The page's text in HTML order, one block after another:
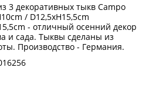
3 декоративных тыкв Сampo
/ D12,5xH15,5cm
- отличный осенний декор
и сада. Тыквы сделаны из
Производство - Германия.